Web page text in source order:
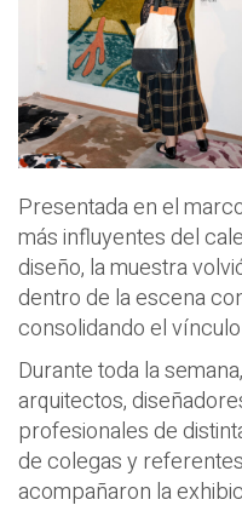
Presentada en el
más influyentes del
diseño, la muestra
dentro de la escena
consolidando el
Durante toda la
arquitectos,
profesionales de
de colegas y
acompañaron la